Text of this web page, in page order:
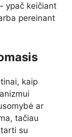
ypač keičiant
pereinant
kaip
ar
tačiau
su